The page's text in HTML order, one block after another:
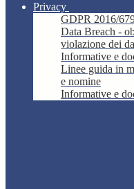
Privacy
GDPR 2016/
Data Breach -
violazione dei
Informative e
Linee guida in
e nomine
Informative e